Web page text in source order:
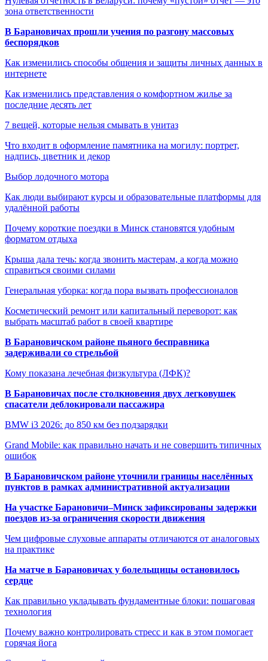
зона ответственности
В Барановичах прошли учения по разгону массовых
беспорядков
Как изменились способы общения и защиты личных данных в
интернете
Как изменились представления о комфортном жилье за
последние десять лет
7 вещей, которые нельзя смывать в унитаз
Что входит в оформление памятника на могилу: портрет,
надпись, цветник и декор
Выбор лодочного мотора
Как люди выбирают курсы и образовательные платформы для
удалённой работы
Почему короткие поездки в Минск становятся удобным
форматом отдыха
Крыша дала течь: когда звонить мастерам, а когда можно
справиться своими силами
Генеральная уборка: когда пора вызвать профессионалов
Косметический ремонт или капитальный переворот: как
выбрать масштаб работ в своей квартире
В Барановичском районе пьяного бесправника
задерживали со стрельбой
Кому показана лечебная физкультура (ЛФК)?
В Барановичах после столкновения двух легковушек
спасатели деблокировали пассажира
BMW i3 2026: до 850 км без подзарядки
Grand Mobile: как правильно начать и не совершить типичных
ошибок
В Барановичском районе уточнили границы населённых
пунктов в рамках административной актуализации
На участке Барановичи–Минск зафиксированы задержки
поездов из-за ограничения скорости движения
Чем цифровые слуховые аппараты отличаются от аналоговых
на практике
На матче в Барановичах у болельщицы остановилось
сердце
Как правильно укладывать фундаментные блоки: пошаговая
технология
Почему важно контролировать стресс и как в этом помогает
горячая йога